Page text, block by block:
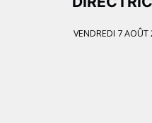
VENDREDI 7 AOÛT